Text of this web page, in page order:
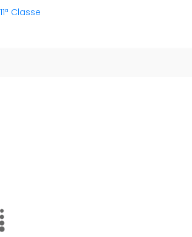
Classe